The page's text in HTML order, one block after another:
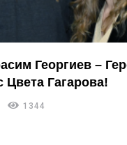
Георгиев –
Цвета Гагарова!
1344